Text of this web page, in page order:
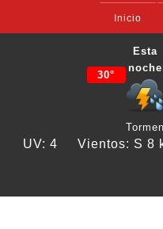
Inicio
30°
Esta
noche
UV: 4 Vientos: S 8